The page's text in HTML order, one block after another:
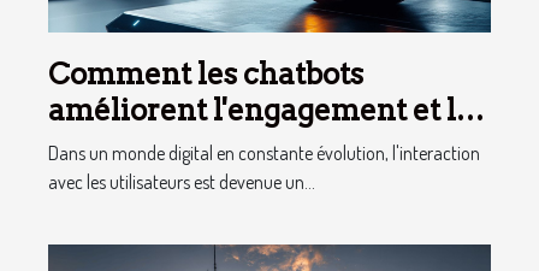
Comment les chatbots
améliorent l'engagement et la
conversion des utilisateurs
Dans un monde digital en constante évolution, l'interaction
avec les utilisateurs est devenue un...